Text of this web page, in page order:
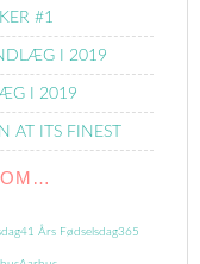
#1
I 2019
I 2019
AT ITS FINEST
41 Års Fødselsdag365